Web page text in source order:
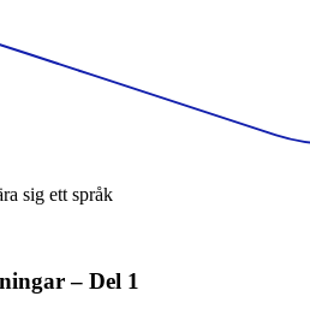
sig ett språk
– Del 1